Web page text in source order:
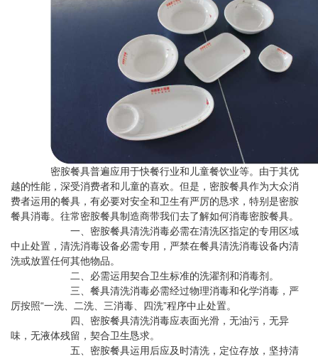
密胺餐具普遍应用于快餐行业和儿童餐饮业等。由于其优
越的性能，深受消费者和儿童的喜欢。但是，密胺餐具作为大众消
费者运用的餐具，有必要对安全和卫生有严厉的恳求，特别是密胺
餐具消毒。往常密胺餐具制造商带我们去了解如何消毒密胺餐具。
一、密胺餐具清洗消毒必需在清洗区指定的专用区域
中止处置，清洗消毒设备必需专用，严禁在餐具清洗消毒设备内清
洗或放置任何其他物品。
二、必需运用契合卫生标准的洗濯剂和消毒剂。
三、餐具清洗消毒必需经过物理消毒和化学消毒，严
厉按照“一洗、二洗、三消毒、四洗”程序中止处置。
四、密胺餐具清洗消毒应表面光滑，无油污，无异
味，无液体残留，契合卫生恳求。
五、密胺餐具运用后应及时清洗，定位存放，坚持清